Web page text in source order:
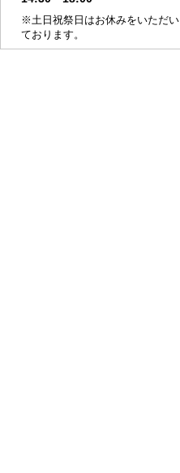
※土日祝祭日はお休みをいただい
ております。